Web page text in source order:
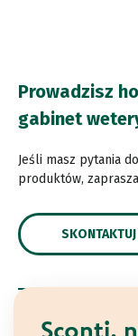
Sconti,
Prowadzisz
gabinet
Jeśli masz pytania
produktów,
©